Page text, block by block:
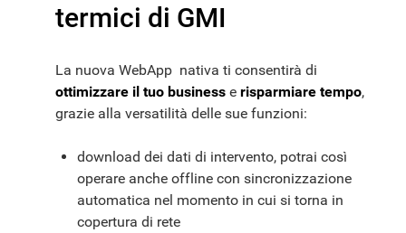
termici di GMI
La nuova WebApp nativa ti consentirà di
ottimizzare il tuo business e risparmiare tempo,
grazie alla versatilità delle sue funzioni:
download dei dati di intervento, potrai così
operare anche offline con sincronizzazione
automatica nel momento in cui si torna in
copertura di rete